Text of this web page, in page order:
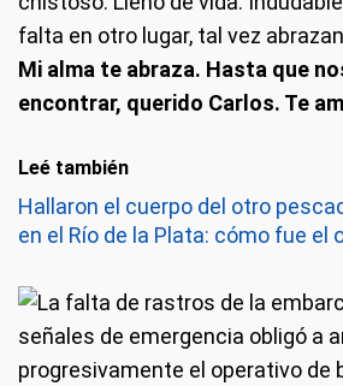
falta en otro lugar, tal vez
Mi alma te abraza. Hasta que
encontrar, querido Carlos. Te
Leé también
Hallaron el cuerpo del otro
en el Río de la Plata: cómo fue el